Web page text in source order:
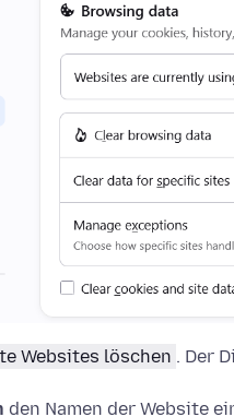
Websites löschen . Der
den Namen der Website